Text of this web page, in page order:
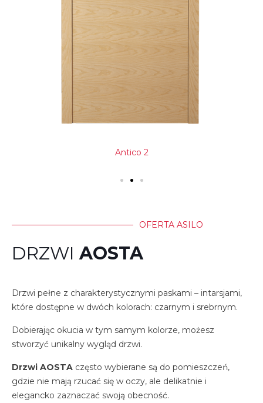
Antico 2
OFERTA ASILO
DRZWI AOSTA
Drzwi pełne z charakterystycznymi paskami – intarsjami,
które dostępne w dwóch kolorach: czarnym i srebrnym.
Dobierając okucia w tym samym kolorze, możesz
stworzyć unikalny wygląd drzwi.
Drzwi AOSTA często wybierane są do pomieszczeń,
gdzie nie mają rzucać się w oczy, ale delikatnie i
elegancko zaznaczać swoją obecność.